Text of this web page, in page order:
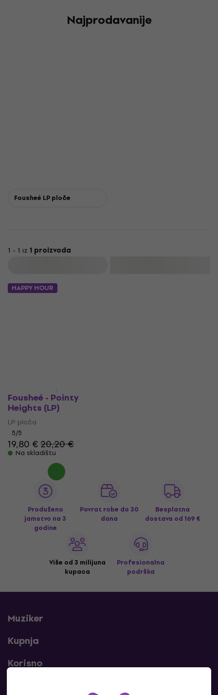
Najprodavanije
Fousheé LP ploče
1 - 1 iz 1 proizvoda
HAPPY HOUR
Fousheé - Pointy
Heights (LP)
LP ploča
5/5
19,80 €20,20 €
Na skladištu
Produženo
jamstvo na 3
godine
Povrat robe do 30
dana
Besplatna
dostava od 169 €
Više od 3 milijuna
kupaca
Profesionalna
podrška
Muziker
Kupnja
Korisno